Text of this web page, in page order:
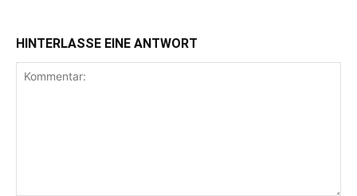
HINTERLASSE EINE ANTWORT